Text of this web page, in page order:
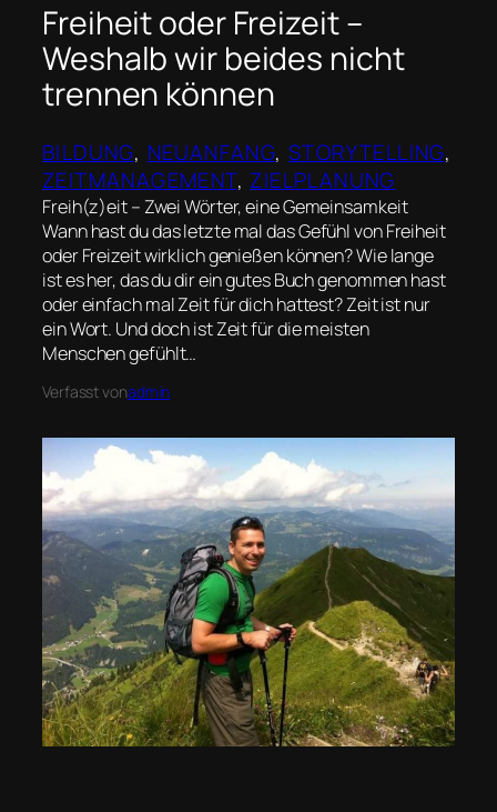
Freiheit oder Freizeit –
Weshalb wir beides nicht
trennen können
BILDUNG, NEUANFANG, STORYTELLING
ZEITMANAGEMENT, ZIELPLANUNG
Freih(z)eit – Zwei Wörter, eine Gemeinsamkeit
Wann hast du das letzte mal das Gefühl von Freiheit
oder Freizeit wirklich genießen können? Wie lange
ist es her, das du dir ein gutes Buch genommen hast
oder einfach mal Zeit für dich hattest? Zeit ist nur
ein Wort. Und doch ist Zeit für die meisten
Menschen gefühlt…
Verfasst vonadmin